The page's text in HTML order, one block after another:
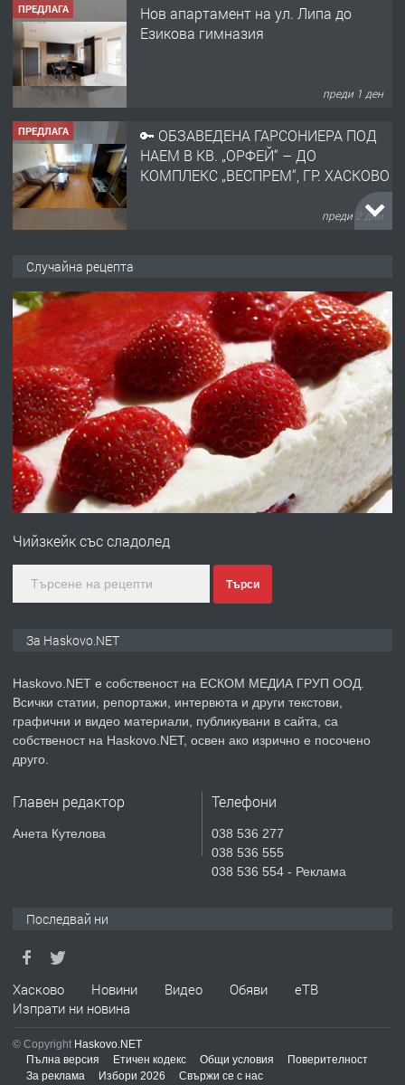
ПРЕДЛАГА
Нов апартамент на ул. Липа до
Езикова гимназия
преди 1 ден
ПРЕДЛАГА
🔑 ОБЗАВЕДЕНА ГАРСОНИЕРА ПОД
НАЕМ В КВ. „ОРФЕЙ“ – ДО
КОМПЛЕКС „ВЕСПРЕМ“, ГР. ХАСКОВО
преди 2 дни
АПАРТАМЕНТ В ЦЕНТЪРА НА ГР.
ХАСКОВО
преди 3 дни
ПРЕДЛАГА Давам гараж под наем
преди 3 дни
ПРЕДЛАГА
№4120 Магазин/Офис под наем в кв.
градската градина!
преди 4 дни
ПРЕДЛАГА
Продавам парцел в гр. Хасково кв.
СГЛОБЯВАНЕ НА МЕБЕЛИ.
ПРЕДЛАГА
№4119 Едностаен обзаведен
Случайна рецепта
Чийзкейк със сладолед
Търси
За Haskovo.NET
Haskovo.NET е собственост на ЕСКОМ МЕДИА ГРУП ООД.
Всички статии, репортажи, интервюта и други текстови,
графични и видео материали, публикувани в сайта, са
собственост на Haskovo.NET, освен ако изрично е посочено
друго.
Главен редактор
Анета Кутелова
Телефони
038 536 277
038 536 555
038 536 554 - Реклама
Последвай ни
Хасково Новини Видео Обяви
еТВ
Изпрати ни новина
© Copyright Haskovo.NET
Пълна версия
Етичен кодекс Общи условия
Поверителност
За реклама
Избори 2026 Свържи се с нас